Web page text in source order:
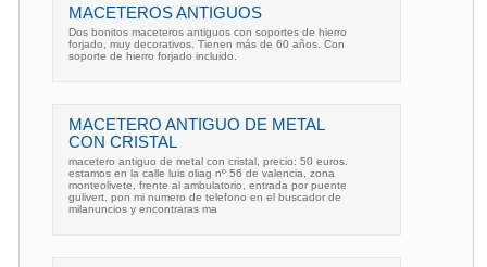
MACETEROS ANTIGUOS
Dos bonitos maceteros antiguos con soportes de hierro
forjado, muy decorativos. Tienen más de 60 años. Con
soporte de hierro forjado incluido.
MACETERO ANTIGUO DE METAL
CON CRISTAL
macetero antiguo de metal con cristal, precio: 50 euros.
estamos en la calle luis oliag nº 56 de valencia, zona
monteolivete, frente al ambulatorio, entrada por puente
gulivert. pon mi numero de telefono en el buscador de
milanuncios y encontraras ma